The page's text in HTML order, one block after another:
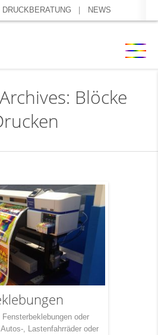
DRUCKBERATUNG NEWS
Blöcke
oder
Autos-, Lastenfahrräder oder